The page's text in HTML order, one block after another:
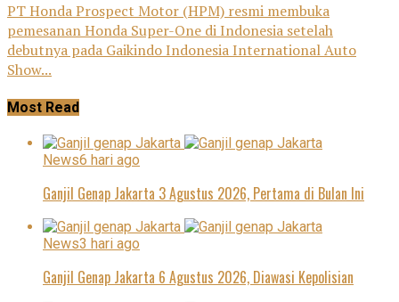
PT Honda Prospect Motor (HPM) resmi membuka
pemesanan Honda Super-One di Indonesia setelah
debutnya pada Gaikindo Indonesia International Auto
Show...
Most Read
News6 hari ago
Ganjil Genap Jakarta 3 Agustus 2026, Pertama di Bulan Ini
News3 hari ago
Ganjil Genap Jakarta 6 Agustus 2026, Diawasi Kepolisian